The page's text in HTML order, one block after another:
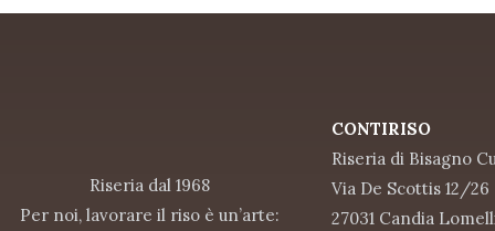
Riseria dal 1968
Per noi, lavorare il riso è un’arte:
CONTIRISO
Riseria di Bisagno
Via De Scottis 12/26
27031 Candia